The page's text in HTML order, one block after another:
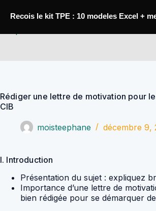
Rédiger une lettre de motivation pour
CIB
moisteephane décembre 9,
I. Introduction
Présentation du sujet : expliquez
Importance d’une lettre de
bien rédigée pour se démarquer
Recois le kit TPE : 10 modeles Excel +